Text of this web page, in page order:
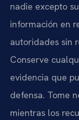
nadie excepto
información en
autoridades sin
Conserve
evidencia que
defensa. Tome
mientras los